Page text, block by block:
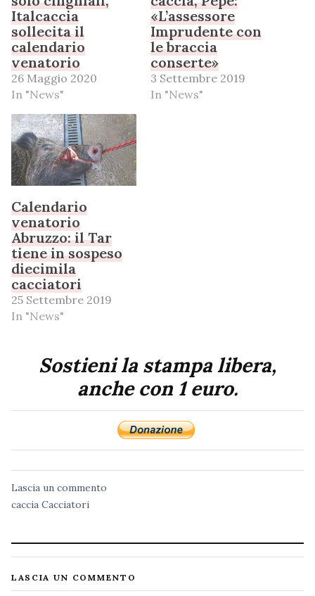
Italcaccia
sollecita il
calendario
venatorio
26 Maggio 2020
In "News"
«L’assessore
Imprudente con
le braccia
conserte»
3 Settembre 2019
In "News"
Calendario
venatorio
Abruzzo: il Tar
tiene in sospeso
diecimila
cacciatori
25 Settembre 2019
In "News"
Sostieni la stampa libera,
anche con 1 euro.
Lascia un commento
caccia Cacciatori
LASCIA UN COMMENTO